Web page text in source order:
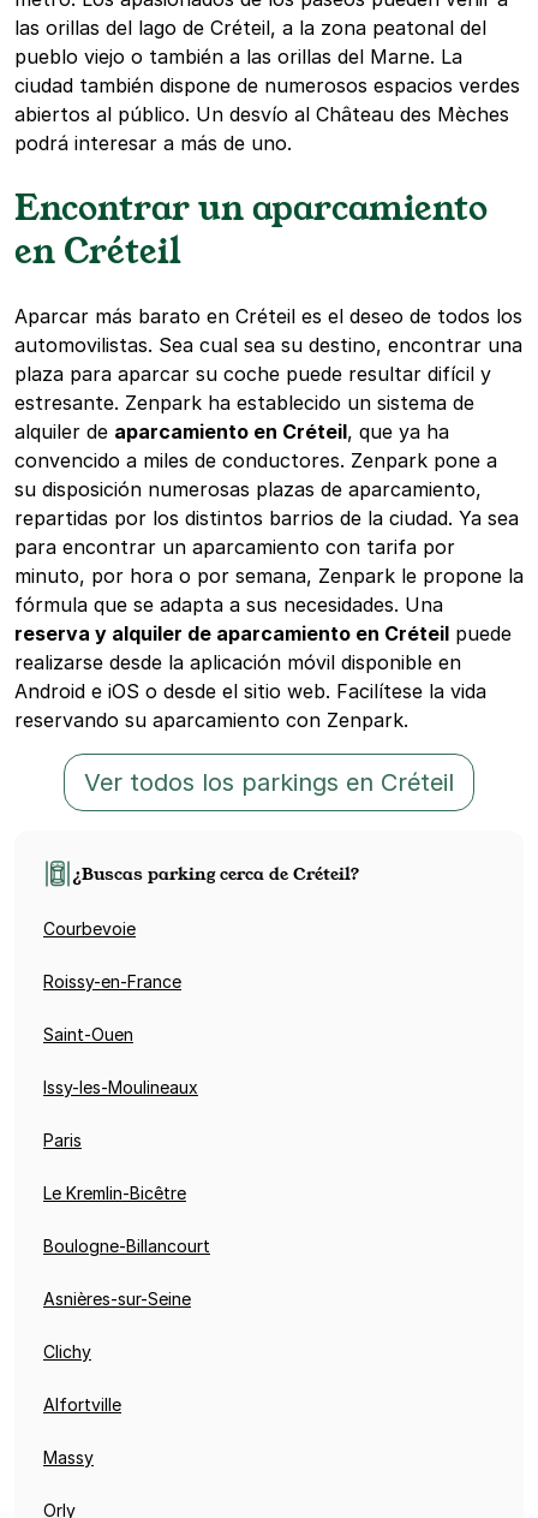
las orillas del lago de Créteil, a la zona peatonal del
pueblo viejo o también a las orillas del Marne. La
ciudad también dispone de numerosos espacios verdes
abiertos al público. Un desvío al Château des Mèches
podrá interesar a más de uno.
Encontrar un aparcamiento
en Créteil
Aparcar más barato en Créteil es el deseo de todos los
automovilistas. Sea cual sea su destino, encontrar una
plaza para aparcar su coche puede resultar difícil y
estresante. Zenpark ha establecido un sistema de
alquiler de aparcamiento en Créteil, que ya ha
convencido a miles de conductores. Zenpark pone a
su disposición numerosas plazas de aparcamiento,
repartidas por los distintos barrios de la ciudad. Ya sea
para encontrar un aparcamiento con tarifa por
minuto, por hora o por semana, Zenpark le propone la
fórmula que se adapta a sus necesidades. Una
reserva y alquiler de aparcamiento en Créteil puede
realizarse desde la aplicación móvil disponible en
Android e iOS o desde el sitio web. Facilítese la vida
reservando su aparcamiento con Zenpark.
Ver todos los parkings en Créteil
¿Buscas parking cerca de Créteil?
Courbevoie
Roissy-en-France
Saint-Ouen
Issy-les-Moulineaux
Paris
Le Kremlin-Bicêtre
Boulogne-Billancourt
Asnières-sur-Seine
Clichy
Alfortville
Massy
Orly